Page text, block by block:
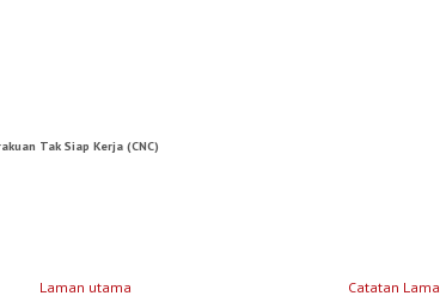
Tak Siap Kerja (CNC)
Catatan Lama
Laman utama